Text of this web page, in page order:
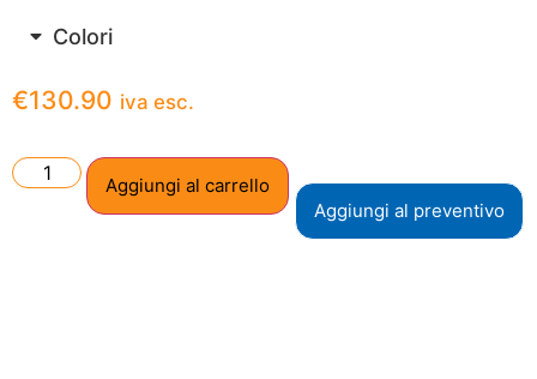
Colori
€130.90 iva esc.
Aggiungi al carrello
Aggiungi al preventivo